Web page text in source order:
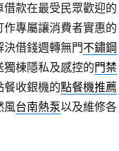
款在最受民眾歡迎的
專屬讓消費者實惠的
借錢週轉無門不鏽鋼
棟隱私及感控的門禁
餐收銀機的點餐機推薦
風台南熱泵以及維修各